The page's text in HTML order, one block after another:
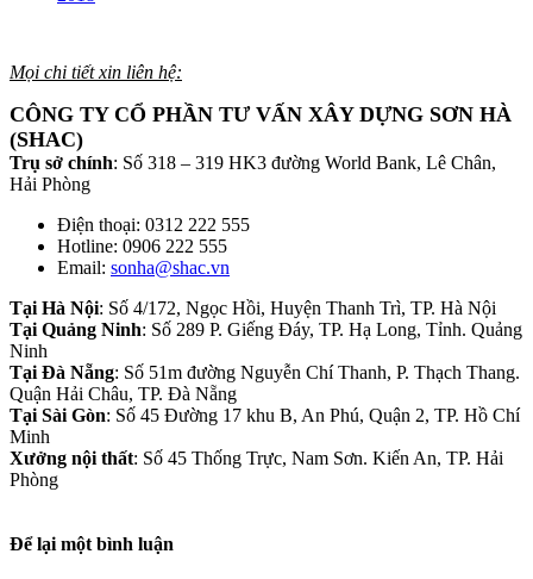
Mọi chi tiết xin liên hệ:
CÔNG TY CỔ PHẦN TƯ VẤN XÂY DỰNG SƠN HÀ
(SHAC)
Trụ sở chính: Số 318 – 319 HK3 đường World Bank, Lê Chân,
Hải Phòng
Điện thoại: 0312 222 555
Hotline: 0906 222 555
Email: sonha@shac.vn
Tại Hà Nội: Số 4/172, Ngọc Hồi, Huyện Thanh Trì, TP. Hà Nội
Tại Quảng Ninh: Số 289 P. Giếng Đáy, TP. Hạ Long, Tỉnh. Quảng
Ninh
Tại Đà Nẵng: Số 51m đường Nguyễn Chí Thanh, P. Thạch Thang.
Quận Hải Châu, TP. Đà Nẵng
Tại Sài Gòn: Số 45 Đường 17 khu B, An Phú, Quận 2, TP. Hồ Chí
Minh
Xưởng nội thất: Số 45 Thống Trực, Nam Sơn. Kiến An, TP. Hải
Phòng
Để lại một bình luận